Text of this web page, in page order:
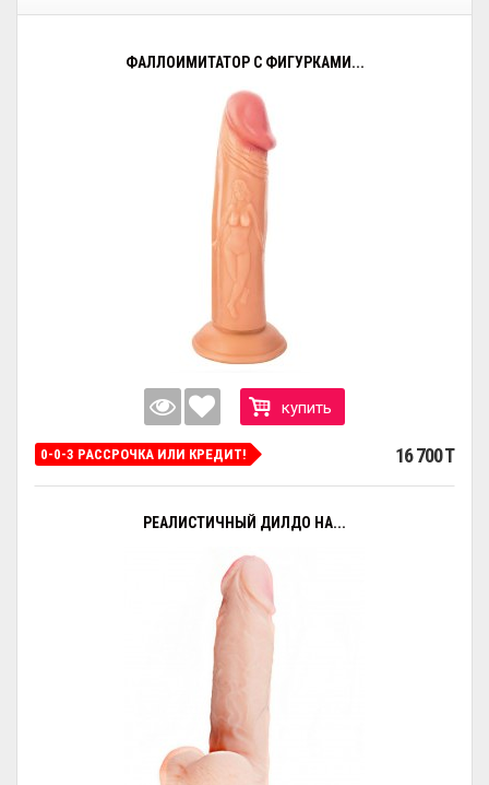
ФАЛЛОИМИТАТОР С ФИГУРКАМИ...
купить
0-0-3 РАССРОЧКА ИЛИ КРЕДИТ! 16 700 T
РЕАЛИСТИЧНЫЙ ДИЛДО НА...